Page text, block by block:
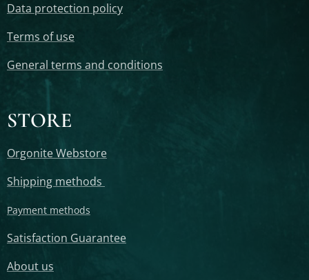
Data protection policy
Terms of use
General terms and conditions
STORE
Orgonite Webstore
Shipping methods
Payment methods
Satisfaction Guarantee
About us